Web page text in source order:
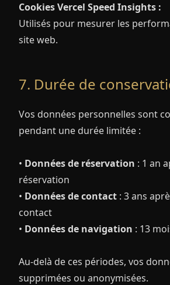
Cookies Vercel Speed Insights :
Utilisés pour mesurer les
site web.
7. Durée de
Vos données personnelles sont
pendant une durée limitée :
• Données de réservation : 1 an
réservation
• Données de contact : 3 ans
contact
• Données de navigation : 13
Au-delà de ces périodes, vos
supprimées ou anonymisées.